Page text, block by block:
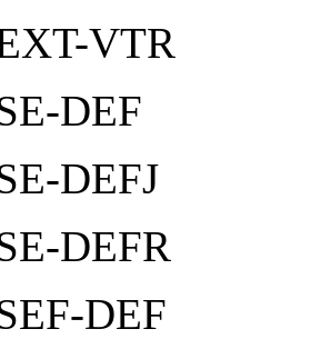
VTR
DEF
DEFJ
DEFR
DEF